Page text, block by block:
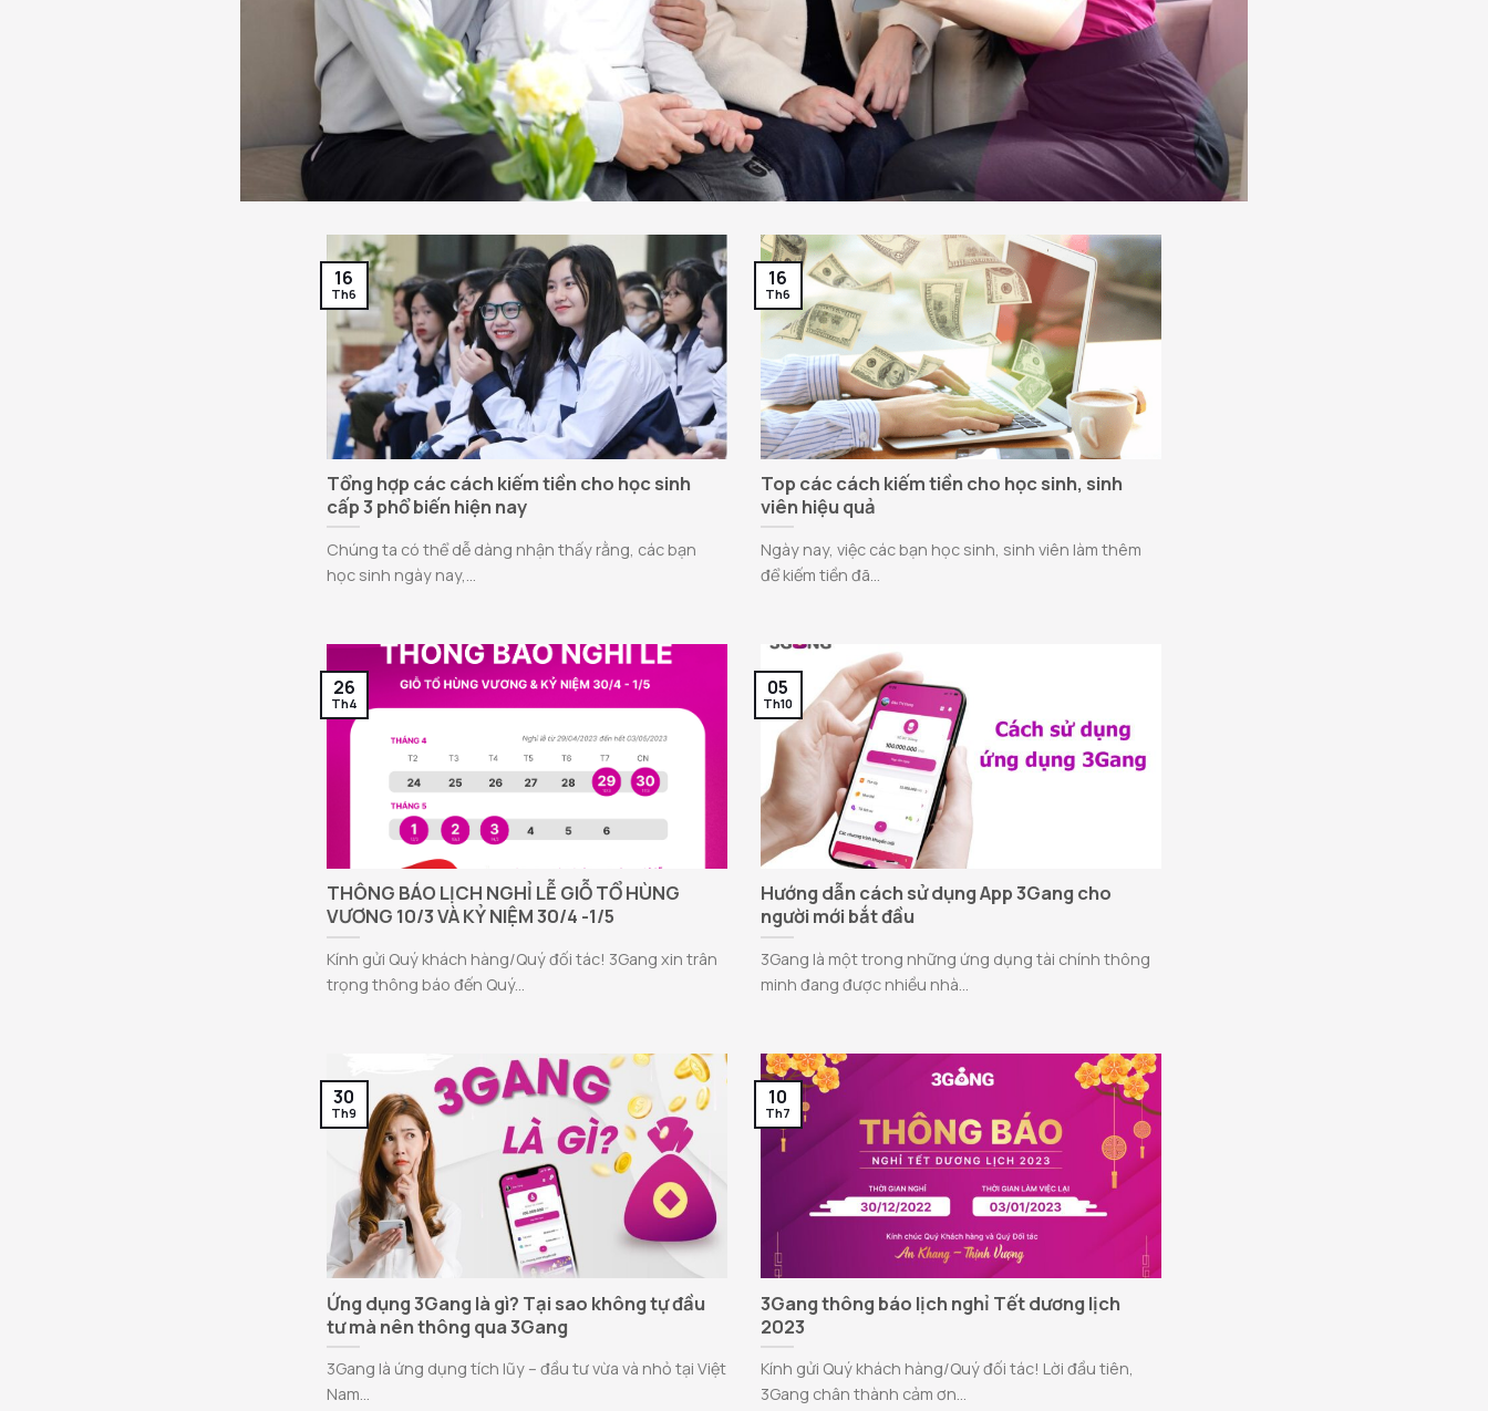
Tổng hợp các cách kiếm tiền cho học sinh
cấp 3 phổ biến hiện nay
Chúng ta có thể dễ dàng nhận thấy rằng, các bạn
học sinh ngày nay,...
16
Th6
Top các cách kiếm tiền cho học sinh, sinh
viên hiệu quả
Ngày nay, việc các bạn học sinh, sinh viên làm thêm
để kiếm tiền đã...
16
Th6
THÔNG BÁO LỊCH NGHỈ LỄ GIỖ TỔ HÙNG
VƯƠNG 10/3 VÀ KỶ NIỆM 30/4 -1/5
Kính gửi Quý khách hàng/Quý đối tác! 3Gang xin trân
trọng thông báo đến Quý...
26
Th4
Hướng dẫn cách sử dụng App 3Gang cho
người mới bắt đầu
3Gang là một trong những ứng dụng tài chính thông
minh đang được nhiều nhà...
05
Th10
Ứng dụng 3Gang là gì? Tại sao không tự đầu
tư mà nên thông qua 3Gang
3Gang là ứng dụng tích lũy – đầu tư vừa và nhỏ tại Việt
Nam...
30
Th9
3Gang thông báo lịch nghỉ Tết dương lịch
2023
Kính gửi Quý khách hàng/Quý đối tác! Lời đầu tiên,
3Gang chân thành cảm ơn...
10
Th7